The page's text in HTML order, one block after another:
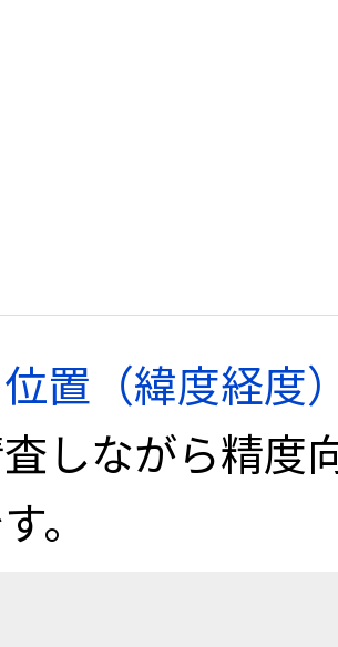
置（緯度経度
しながら精度
。